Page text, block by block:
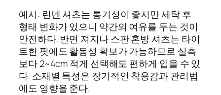
예시: 린넨 셔츠는 통기성이 좋지만 세탁 후
형태 변화가 있으니 약간의 여유를 두는 것이
안전하다. 반면 져지나 스판 혼방 셔츠는 타이
트한 핏에도 활동성 확보가 가능하므로 실측
보다 2~4cm 적게 선택해도 편하게 입을 수 있
다. 소재별 특성은 장기적인 착용감과 관리법
에도 영향을 준다.